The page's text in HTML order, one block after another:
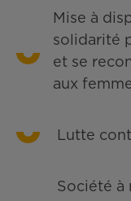
Mise à
solidarité
et se
aux
Lutte
Société à